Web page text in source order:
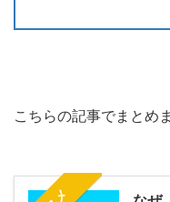
こちらの記事でまとめ